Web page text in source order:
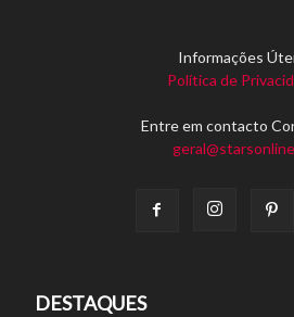
Informações
Política de
Entre em contacto
DESTAQUES